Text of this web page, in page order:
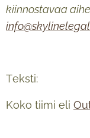
kiinnostavaa
Teksti:
Koko tiimi eli